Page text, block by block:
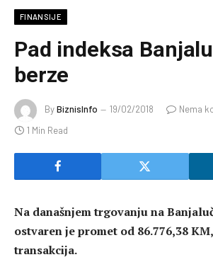
FINANSIJE
Pad indeksa
berze
ByBiznisInfo 19/02/2018
Nema
1 Min Read
Na današnjem trgovanju na
ostvaren je promet od 86.776,38
transakcija.